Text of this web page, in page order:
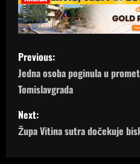
P
o
s
t
Previous:
Jedna osoba poginula u
Tomislavgrada
Next:
Župa Vitina sutra dočekuje